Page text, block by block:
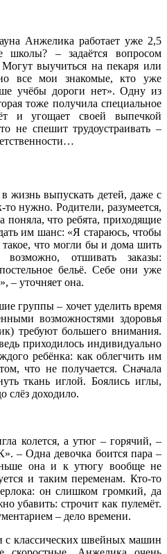
Анжелика работает уже 2,5
– задаётся вопросом
Могут выучиться на пекаря или
все мои знакомые, кто уже
учёбы дороги нет». Одну из
тоже получила специальное
и угощает своей выпечкой
не спешит трудоустраивать –
жизнь выпускать детей, даже с
нужно. Родители, разумеется,
поняла, что ребята, приходящие
им шанс: «Я стараюсь, чтобы
такое, что могли бы и дома шить
возможно, отшивать заказы:
бельё. Себе они уже
– уточняет она.
группы – хочет уделить время
возможностями здоровья
требуют большего внимания.
приходилось индивидуально
ребёнка: как облегчить им
что не получается. Сначала
ткань иглой. Боялись иглы,
слёз доходило.
колется, а утюг – горячий, –
– Одна девочка боится пара –
она и к утюгу вообще не
и таким переменам. Кто‑то
он слишком громкий, да
убавить: строчит как пулемёт.
– дело времени.
с классических швейных машин